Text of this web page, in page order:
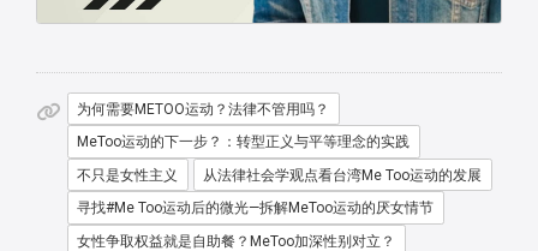
为何需要METOO运动？法律不管用吗？
MeToo运动的下一步？：转型正义与平等理念的实践
不只是女性主义
从法律社会学观点看台湾Me Too运动的发展
寻找#Me Too运动后的微光—拆解MeToo运动的厌女情节
女性争取权益就是自助餐？MeToo加深性别对立？